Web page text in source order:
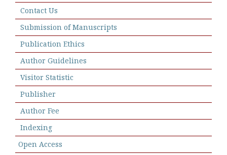
Contact Us
Submission of Manuscripts
Publication Ethics
Author Guidelines
Visitor Statistic
Publisher
Author Fee
Indexing
Open Access